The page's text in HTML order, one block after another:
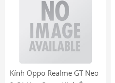
Kính Oppo Realme GT Neo